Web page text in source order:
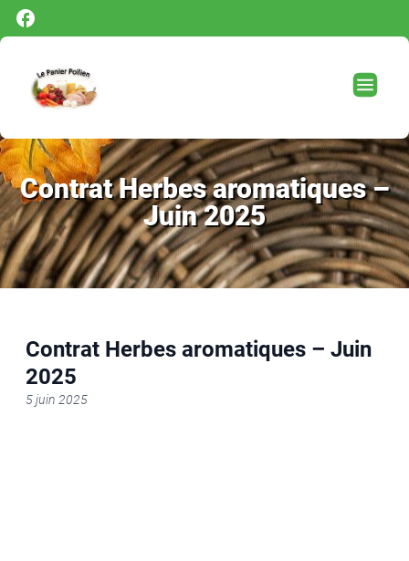
Contrat Herbes aromatiques –
Juin 2025
Contrat Herbes aromatiques – Juin
2025
5 juin 2025
Panneau de gestion des cookies